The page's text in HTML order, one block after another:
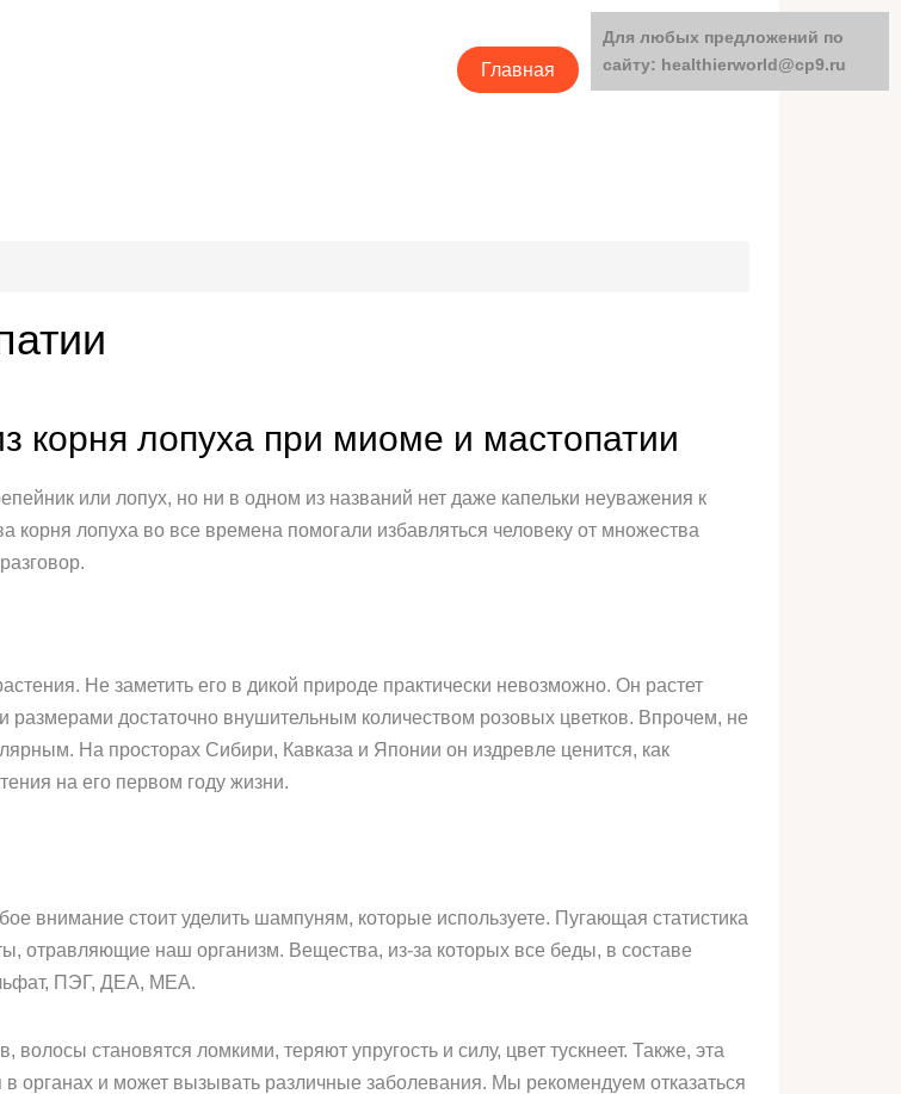
Главная Категории
корня лопуха при миоме и мастопатии
или лопух, но ни в одном из названий нет даже капельки неуважения к
лопуха во все времена помогали избавляться человеку от множества
Не заметить его в дикой природе практически невозможно. Он растет
размерами достаточно внушительным количеством розовых цветков. Впрочем, не
На просторах Сибири, Кавказа и Японии он издревле ценится, как
на его первом году жизни.
внимание стоит уделить шампуням, которые используете. Пугающая статистика
отравляющие наш организм. Вещества, из-за которых все беды, в составе
ПЭГ, ДЕА, МЕА.
становятся ломкими, теряют упругость и силу, цвет тускнеет. Также, эта
в органах и может вызывать различные заболевания. Мы рекомендуем отказаться
Для любых предложений по
сайту: healthierworld@cp9.ru